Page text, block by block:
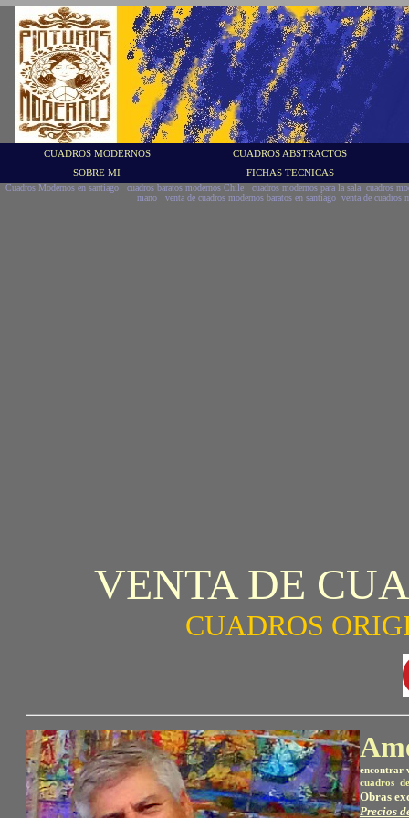
CUADROS MODERNOS
CUADROS ABSTRACTOS
SOBRE MI
FICHAS TECNICAS
Cuadros Modernos en santiago cuadros baratos modernos Chile cuadros modernos para la sala cuadros
mano venta de cuadros modernos baratos en santiago venta de
VENTA DE
CUADROS
encontrar
cuadros
Obras
Precios